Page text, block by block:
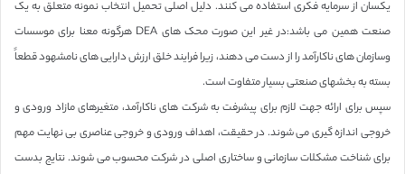
یکسان از سرمایه فکری استفاده می کنند. دلیل اصلی تحمیل انتخاب نمونه متعلق به یک
صنعت همین می باشد:در غیر این صورت محک های DEA هرگونه معنا برای موسسات
وسازمان های ناکارآمد را از دست می دهند، زیرا فرایند خلق ارزش دارایی های نامشهود قطعاً
بسته به بخشهای صنعتی بسیار متفاوت است.
سپس برای ارائه جهت لازم برای پیشرفت به شرکت های ناکارآمد، متغیرهای مازاد ورودی و
خروجی اندازه گیری می شوند. در حقیقت، اهداف ورودی و خروجی عناصری بی نهایت مهم
برای شناخت مشکلات سازمانی و ساختاری اصلی در شرکت محسوب می شوند. نتایج بدست